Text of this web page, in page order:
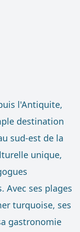
l'Antiquite,
destination
sud-est de la
unique,
Avec ses plages
turquoise, ses
gastronomie